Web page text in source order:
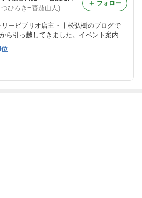
ひろき=蕃茄山人)
ービブリオ店主・十松弘樹のブログで
ら引っ越してきました。イベント案内や
ゆるゆると。
フォロー